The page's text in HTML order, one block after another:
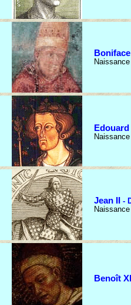
Edouard
Jean II -
Benoît XI